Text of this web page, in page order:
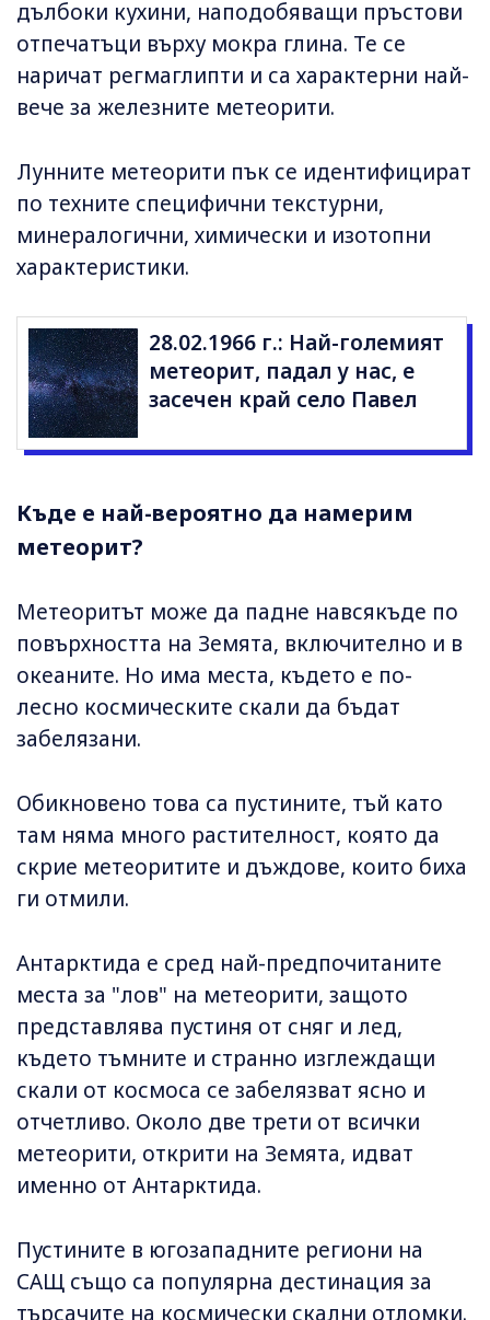
дълбоки кухини, наподобяващи пръстови
отпечатъци върху мокра глина. Те се
наричат регмаглипти и са характерни най-
вече за железните метеорити.
Лунните метеорити пък се идентифицират
по техните специфични текстурни,
минералогични, химически и изотопни
характеристики.
28.02.1966 г.: Най-големият
метеорит, падал у нас, е
засечен край село Павел
Къде е най-вероятно да намерим
метеорит?
Метеоритът може да падне навсякъде по
повърхността на Земята, включително и в
океаните. Но има места, където е по-
лесно космическите скали да бъдат
забелязани.
Обикновено това са пустините, тъй като
там няма много растителност, която да
скрие метеоритите и дъждове, които биха
ги отмили.
Антарктида е сред най-предпочитаните
места за "лов" на метеорити, защото
представлява пустиня от сняг и лед,
където тъмните и странно изглеждащи
скали от космоса се забелязват ясно и
отчетливо. Около две трети от всички
метеорити, открити на Земята, идват
именно от Антарктида.
Пустините в югозападните региони на
САЩ също са популярна дестинация за
търсачите на космически скални отломки.